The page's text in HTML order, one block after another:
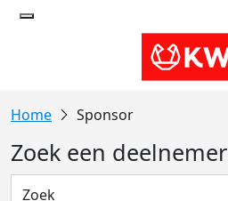
Sponsor
Zoek een deelnemer